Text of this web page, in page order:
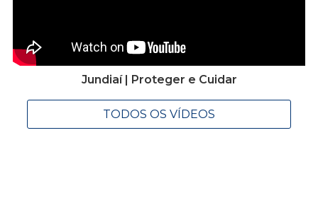
Jundiaí | Proteger e Cuidar
TODOS OS VÍDEOS